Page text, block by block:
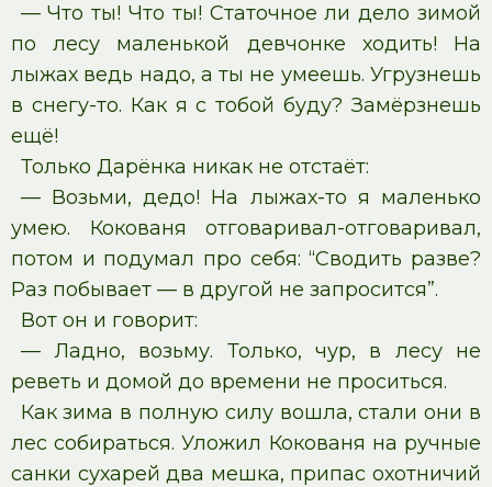
— Что ты! Что ты! Статочное ли дело зимой
по лесу маленькой девчонке ходить! На
лыжах ведь надо, а ты не умеешь. Угрузнешь
в снегу-то. Как я с тобой буду? Замёрзнешь
ещё!
Только Дарёнка никак не отстаёт:
— Возьми, дедо! На лыжах-то я маленько
умею. Кокованя отговаривал-отговаривал,
потом и подумал про себя: “Сводить разве?
Раз побывает — в другой не запросится”.
Вот он и говорит:
— Ладно, возьму. Только, чур, в лесу не
реветь и домой до времени не проситься.
Как зима в полную силу вошла, стали они в
лес собираться. Уложил Кокованя на ручные
санки сухарей два мешка, припас охотничий